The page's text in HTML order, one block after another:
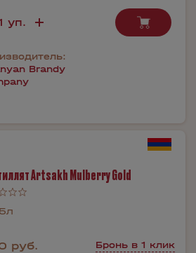
Brandy
Artsakh Mulberry Gold
руб. Бронь в 1 клик